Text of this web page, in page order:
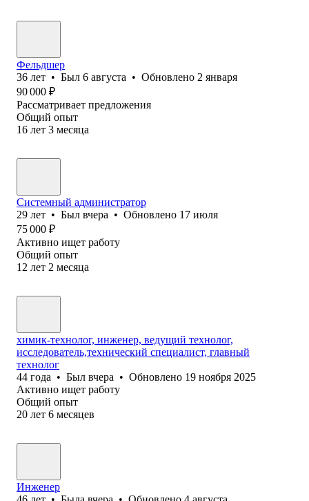
Фельдшер
36 лет • Был 6 августа • Обновлено 2 января
90 000 ₽
Рассматривает предложения
Общий опыт
16 лет 3 месяца
Системный администратор
29 лет • Был вчера • Обновлено 17 июля
75 000 ₽
Активно ищет работу
Общий опыт
12 лет 2 месяца
химик-технолог, инженер, ведущий технолог,
исследователь,технический специалист, главный
технолог
44 года • Был вчера • Обновлено 19 ноября 2025
Активно ищет работу
Общий опыт
20 лет 6 месяцев
Инженер